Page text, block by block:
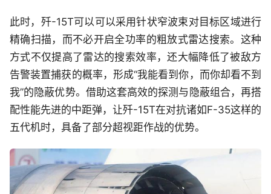
此时，歼-15T可以可以采用针状窄波束对目标区域进行
精确扫描，而不必开启全功率的粗放式雷达搜索。这种
方式不仅提高了雷达的搜索效率，还大幅降低了被敌方
告警装置捕获的概率，形成“我能看到你，而你却看不到
我”的隐蔽优势。借助这套高效的探测与隐蔽组合，再搭
配性能先进的中距弹，让歼-15T在对抗诸如F-35这样的
五代机时，具备了部分超视距作战的优势。